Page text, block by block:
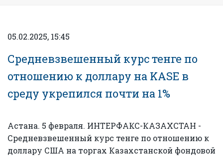
05.02.2025, 15:45
Средневзвешенный курс тенге по
отношению к доллару на KASE в
среду укрепился почти на 1%
Астана. 5 февраля. ИНТЕРФАКС-КАЗАХСТАН -
Средневзвешенный курс тенге по отношению к
доллару США на торгах Казахстанской фондовой